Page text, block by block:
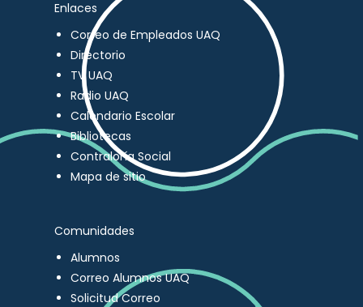
Enlaces
Correo de Empleados UAQ
Directorio
TV UAQ
Radio UAQ
Calendario Escolar
Bibliotecas
Contraloría Social
Mapa de sitio
Comunidades
Alumnos
Correo Alumnos UAQ
Solicitud Correo